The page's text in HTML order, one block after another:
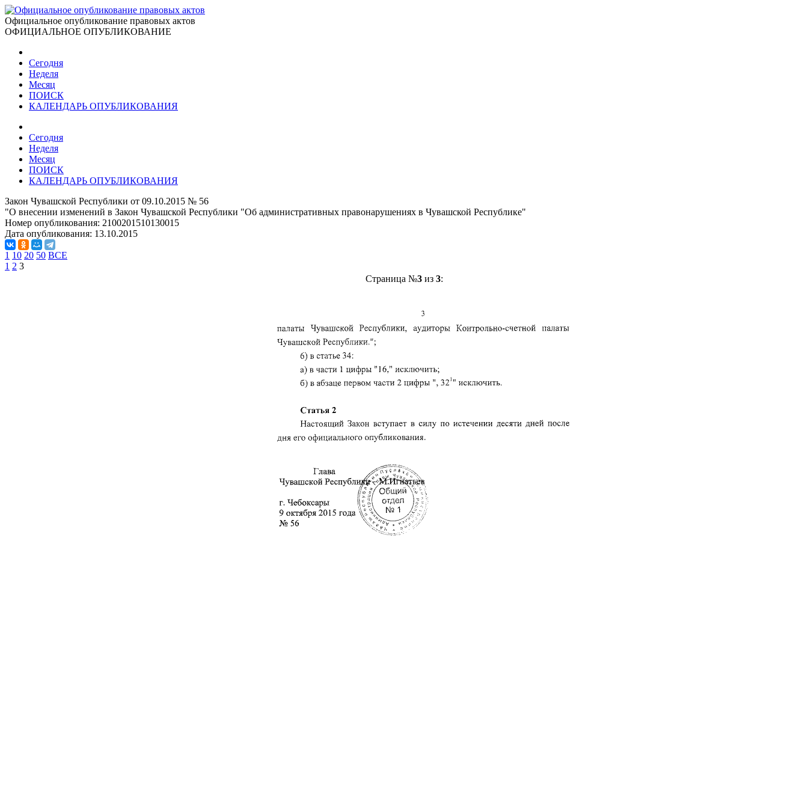
Официальное опубликование правовых актов
ОФИЦИАЛЬНОЕ ОПУБЛИКОВАНИЕ
Сегодня
Неделя
Месяц
ПОИСК
КАЛЕНДАРЬ ОПУБЛИКОВАНИЯ
Сегодня
Неделя
Месяц
ПОИСК
КАЛЕНДАРЬ ОПУБЛИКОВАНИЯ
Закон Чувашской Республики от 09.10.2015 № 56
"О внесении изменений в Закон Чувашской Республики "Об административных правонарушениях в Чувашской Республике"
Номер опубликования: 2100201510130015
Дата опубликования: 13.10.2015
1 10 20 50 ВСЕ
1 2 3
Страница №3из 3: